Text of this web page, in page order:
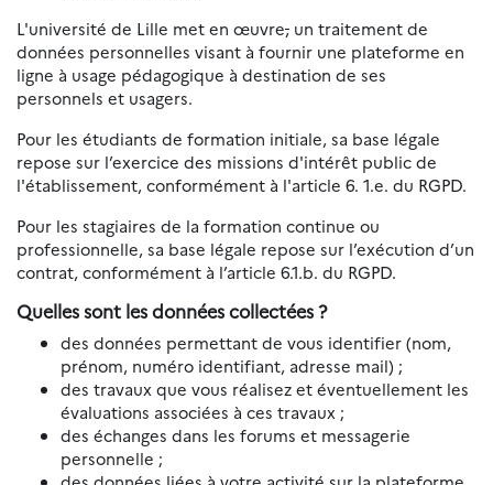
L'université de Lille met en œuvre, un traitement de
données personnelles visant à fournir une plateforme en
ligne à usage pédagogique à destination de ses
personnels et usagers.
Pour les étudiants de formation initiale, sa base légale
repose sur l’exercice des missions d'intérêt public de
l'établissement, conformément à l'article 6. 1.e. du RGPD.
Pour les stagiaires de la formation continue ou
professionnelle, sa base légale repose sur l’exécution d’un
contrat, conformément à l’article 6.1.b. du RGPD.
Quelles sont les données collectées ?
des données permettant de vous identifier (nom,
prénom, numéro identifiant, adresse mail) ;
des travaux que vous réalisez et éventuellement les
évaluations associées à ces travaux ;
des échanges dans les forums et messagerie
personnelle ;